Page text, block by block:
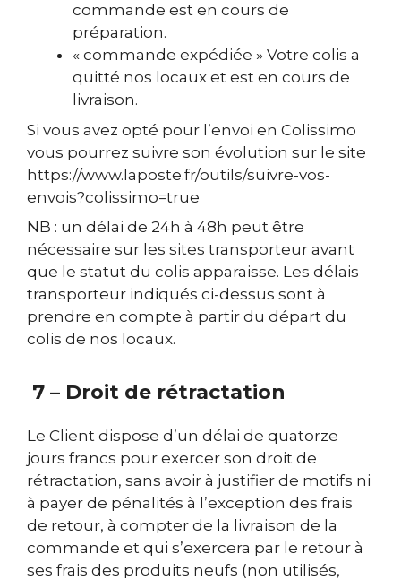
commande est en cours de
préparation.
« commande expédiée » Votre colis a
quitté nos locaux et est en cours de
livraison.
Si vous avez opté pour l’envoi en Colissimo
vous pourrez suivre son évolution sur le site
https://www.laposte.fr/outils/suivre-vos-
envois?colissimo=true
NB : un délai de 24h à 48h peut être
nécessaire sur les sites transporteur avant
que le statut du colis apparaisse. Les délais
transporteur indiqués ci-dessus sont à
prendre en compte à partir du départ du
colis de nos locaux.
7 – Droit de rétractation
Le Client dispose d’un délai de quatorze
jours francs pour exercer son droit de
rétractation, sans avoir à justifier de motifs ni
à payer de pénalités à l’exception des frais
de retour, à compter de la livraison de la
commande et qui s’exercera par le retour à
ses frais des produits neufs (non utilisés,